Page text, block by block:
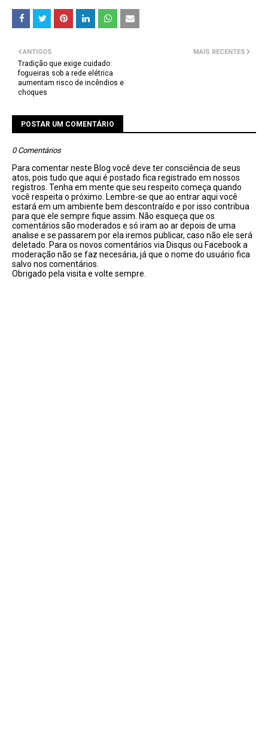
MAIS RECENTES
ANTIGOS
Tradição que exige cuidado:
fogueiras sob a rede elétrica
aumentam risco de incêndios e
choques
POSTAR UM COMENTÁRIO
0 Comentários
Para comentar neste Blog você deve ter consciência de seus
atos, pois tudo que aqui é postado fica registrado em nossos
registros. Tenha em mente que seu respeito começa quando
você respeita o próximo. Lembre-se que ao entrar aqui você
estará em um ambiente bem descontraído e por isso contribua
para que ele sempre fique assim. Não esqueça que os
comentários são moderados e só iram ao ar depois de uma
analise e se passarem por ela iremos publicar, caso não ele será
deletado. Para os novos comentários via Disqus ou Facebook a
moderação não se faz necesária, já que o nome do usuário fica
salvo nos comentários.
Obrigado pela visita e volte sempre.